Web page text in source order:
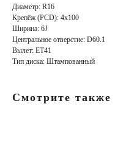
Диаметр: R16
Крепёж (PCD): 4x100
Ширина: 6J
Центральное отверстие: D60.1
Вылет: ET41
Тип диска: Штампованный
Смотрите также